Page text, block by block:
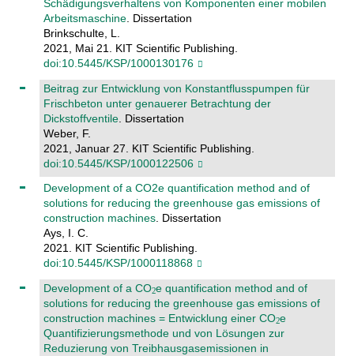
Schädigungsverhaltens von Komponenten einer mobilen
Arbeitsmaschine. Dissertation
Brinkschulte, L.
2021, Mai 21. KIT Scientific Publishing.
doi:10.5445/KSP/1000130176
Beitrag zur Entwicklung von Konstantflusspumpen für
Frischbeton unter genauerer Betrachtung der
Dickstoffventile. Dissertation
Weber, F.
2021, Januar 27. KIT Scientific Publishing.
doi:10.5445/KSP/1000122506
Development of a CO2e quantification method and of
solutions for reducing the greenhouse gas emissions of
construction machines. Dissertation
Ays, I. C.
2021. KIT Scientific Publishing.
doi:10.5445/KSP/1000118868
Development of a CO e quantification method and of
solutions for reducing the greenhouse gas emissions of
construction machines = Entwicklung einer CO e
Quantifizierungsmethode und von Lösungen zur
Reduzierung von Treibhausgasemissionen in